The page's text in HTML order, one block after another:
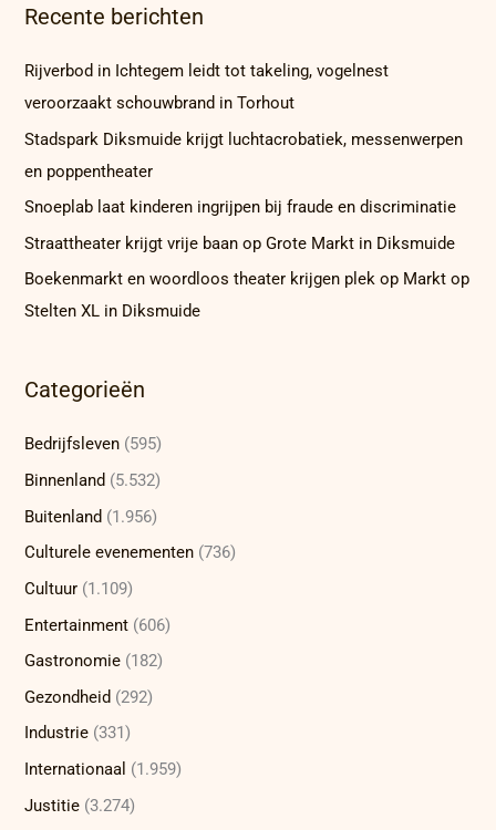
Recente berichten
Rijverbod in Ichtegem leidt tot takeling, vogelnest
veroorzaakt schouwbrand in Torhout
Stadspark Diksmuide krijgt luchtacrobatiek, messenwerpen
en poppentheater
Snoeplab laat kinderen ingrijpen bij fraude en discriminatie
Straattheater krijgt vrije baan op Grote Markt in Diksmuide
Boekenmarkt en woordloos theater krijgen plek op Markt op
Stelten XL in Diksmuide
Categorieën
Bedrijfsleven (595)
Binnenland (5.532)
Buitenland (1.956)
Culturele evenementen (736)
Cultuur (1.109)
Entertainment (606)
Gastronomie (182)
Gezondheid (292)
Industrie (331)
Internationaal (1.959)
Justitie (3.274)